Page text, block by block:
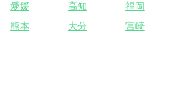
愛媛 高知
福岡
熊本 大分
宮崎